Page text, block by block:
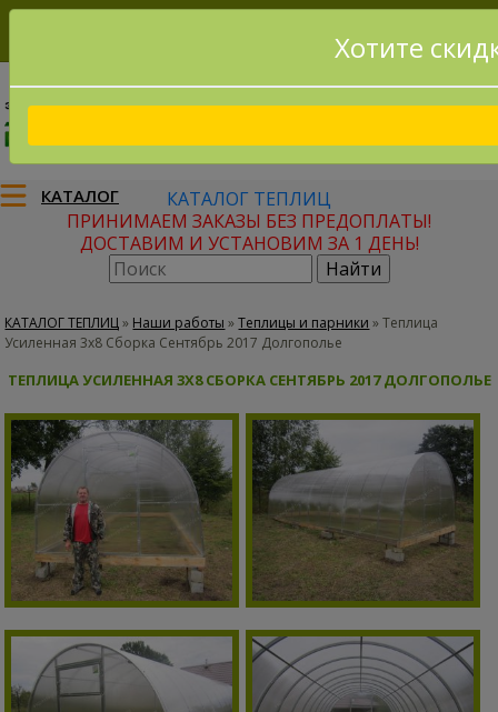
8(915)795-56-02
КАТАЛОГ
КАТАЛОГ ТЕПЛИЦ
ПРИНИМАЕМ ЗАКАЗЫ БЕЗ ПРЕДОПЛАТЫ!
ДОСТАВИМ И УСТАНОВИМ ЗА 1 ДЕНЬ!
КАТАЛОГ ТЕПЛИЦ» Наши работы »Теплицы и парники »Теплица
Усиленная 3х8 Сборка Сентябрь 2017 Долгополье
ТЕПЛИЦА УСИЛЕННАЯ 3Х8 СБОРКА СЕНТЯБРЬ 2017 ДОЛГОПОЛЬЕ
Хотите